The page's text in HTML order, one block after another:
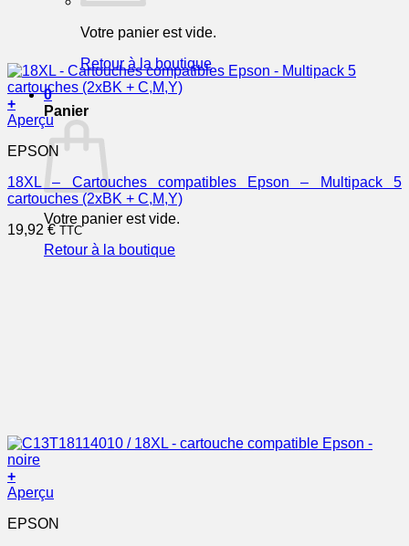
Votre panier est vide.
Retour à la boutique
0
Panier
Votre panier est vide.
Retour à la boutique
+
Aperçu
EPSON
18XL – Cartouches compatibles Epson – Multipack 5
cartouches (2xBK + C,M,Y)
19,92 € TTC
+
Aperçu
EPSON